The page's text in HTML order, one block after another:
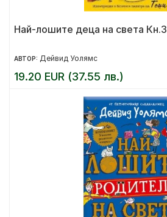
Най-лошите деца на света Кн.3
АВТОР: Дейвид Уолямс
19.20 EUR (37.55 лв.)